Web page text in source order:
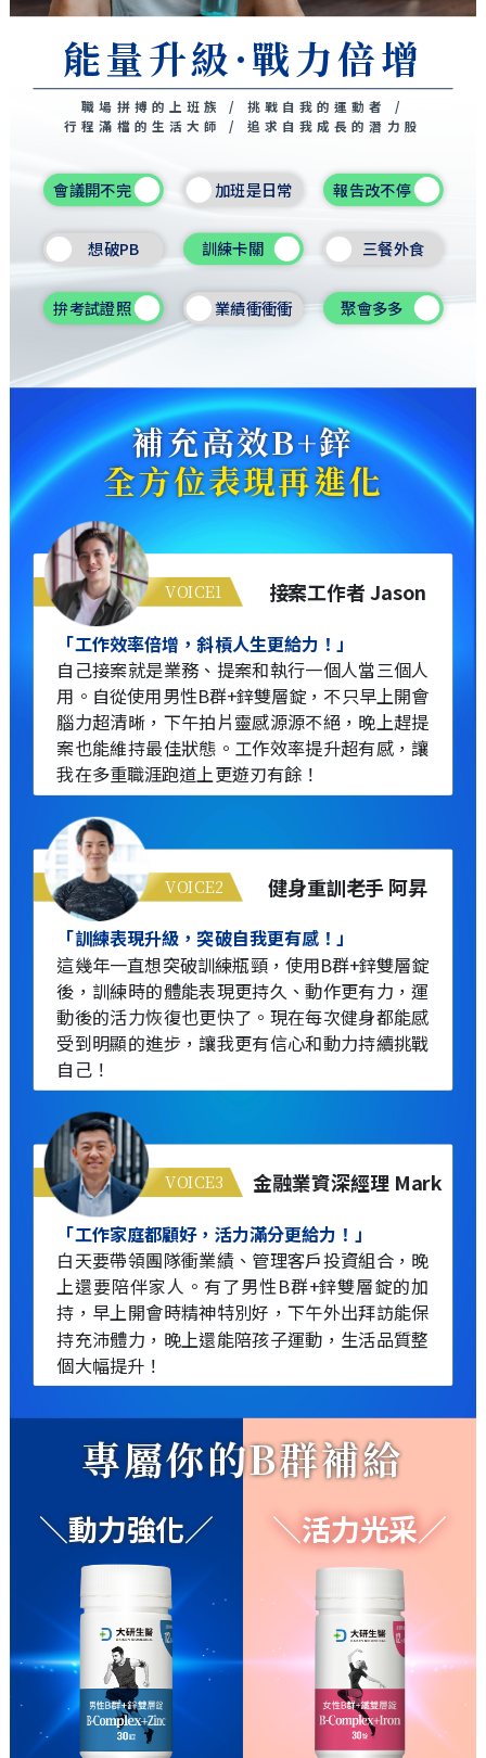
能量升級·戰力倍增
職場拼搏的上班族 / 挑戰自我的運動者 /
行程滿檔的生活大師 / 追求自我成長的潛力股
會議開不完 加班是日常 報告改不停
想破PB 訓練卡關 三餐外食
拚考試證照 業績衝衝衝 聚會多多
補充高效B+鋅
全方位表現再進化
VOICE1 接案工作者 Jason
「工作效率倍增，斜槓人生更給力！」
自己接案就是業務、提案和執行一個人當三個人
用。自從使用男性B群+鋅雙層錠，不只早上開會
腦力超清晰，下午拍片靈感源源不絕，晚上趕提
案也能維持最佳狀態。工作效率提升超有感，讓
我在多重職涯跑道上更遊刃有餘！
VOICE2 健身重訓老手 阿昇
「訓練表現升級，突破自我更有感！」
這幾年一直想突破訓練瓶頸，使用B群+鋅雙層錠
後，訓練時的體能表現更持久、動作更有力，運
動後的活力恢復也更快了。現在每次健身都能感
受到明顯的進步，讓我更有信心和動力持續挑戰
自己！
VOICE3 金融業資深經理 Mark
「工作家庭都顧好，活力滿分更給力！」
白天要帶領團隊衝業績、管理客戶投資組合，晚
上還要陪伴家人。有了男性B群+鋅雙層錠的加
持，早上開會時精神特別好，下午外出拜訪能保
持充沛體力，晚上還能陪孩子運動，生活品質整
個大幅提升！
專屬你的B群補給
＼動力強化／ ＼活力光采／